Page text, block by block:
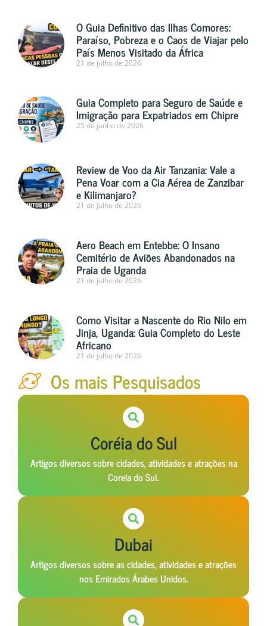
O Guia Definitivo das Ilhas Comores:
Paraíso, Pobreza e o Caos de Viajar pelo
País Menos Visitado da África
21 de julho de 2026
Guia Completo para Seguro de Saúde e
Imigração para Expatriados em Chipre
25 de junho de 2026
Review de Voo da Air Tanzania: Vale a
Pena Voar com a Cia Aérea de Zanzibar
e Kilimanjaro?
21 de julho de 2026
Aero Beach em Entebbe: O Insano
Cemitério de Aviões Abandonados na
Praia de Uganda
21 de julho de 2026
Como Visitar a Nascente do Rio Nilo em
Jinja, Uganda: Guia Completo do Leste
Africano
21 de julho de 2026
Os mais Pesquisados
Coréia do Sul
Artigos diversos sobre cidades, atividades e atrações na
Coreia do Sul.
Dubai
Artigos diversos sobre as cidades, atividades e atrações
nos Emirados Árabes Unidos.